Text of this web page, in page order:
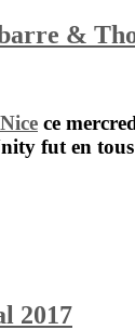
&
ce
fut en
2017